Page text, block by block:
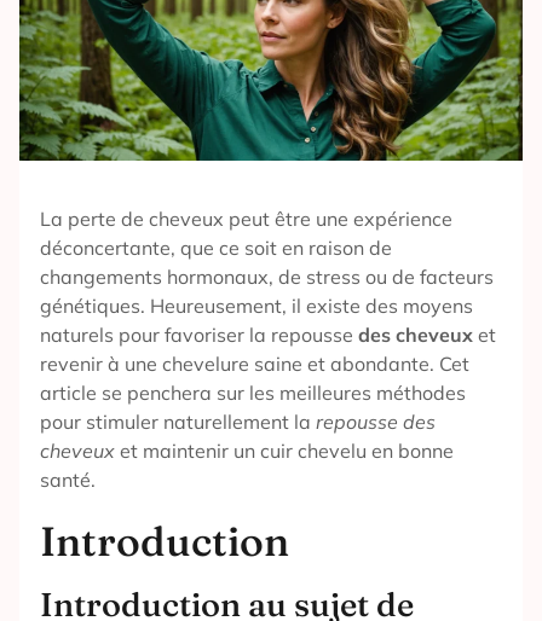
La perte de cheveux peut être une expérience
déconcertante, que ce soit en raison de
changements hormonaux, de stress ou de facteurs
génétiques. Heureusement, il existe des moyens
naturels pour favoriser la repousse des cheveuxet
revenir à une chevelure saine et abondante. Cet
article se penchera sur les meilleures méthodes
pour stimuler naturellement la repousse des
cheveuxet maintenir un cuir chevelu en bonne
santé.
Introduction
Introduction au sujet de